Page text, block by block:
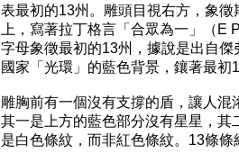
表最初的13州。雕頭目視右方，象
上，寫著拉丁格言「合眾為一」（E
字母象徵最初的13州，據說是出自
國家「光環」的藍色背景，鑲著最初
雕胸前有一個沒有支撐的盾，讓人混
其一是上方的藍色部分沒有星星，
是白色條紋，而非紅色條紋。13條條